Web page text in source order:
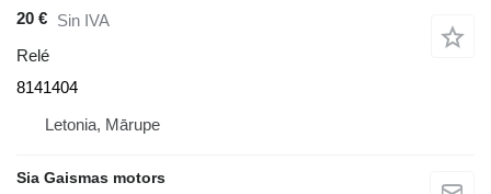
20 € Sin IVA
Relé
8141404
Letonia, Mārupe
Sia Gaismas motors